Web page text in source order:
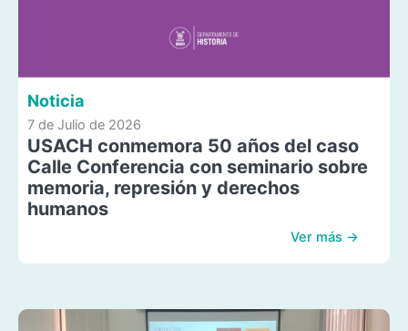
Noticia
7 de Julio de 2026
USACH conmemora 50 años del caso
Calle Conferencia con seminario sobre
memoria, represión y derechos
humanos
Ver más →